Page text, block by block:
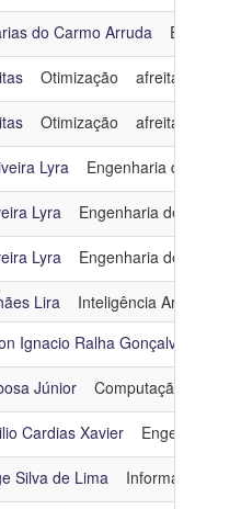
do Carmo Arruda
Otimização
Otimização
Lyra Engenharia de
Lyra Engenharia de Dados
Lyra Engenharia de Dados
Lira Inteligência Artificial
Ignacio Ralha Gonçalves
Júnior Computação Gráfica
Cardias Xavier Engenharia
Silva de Lima Informática e